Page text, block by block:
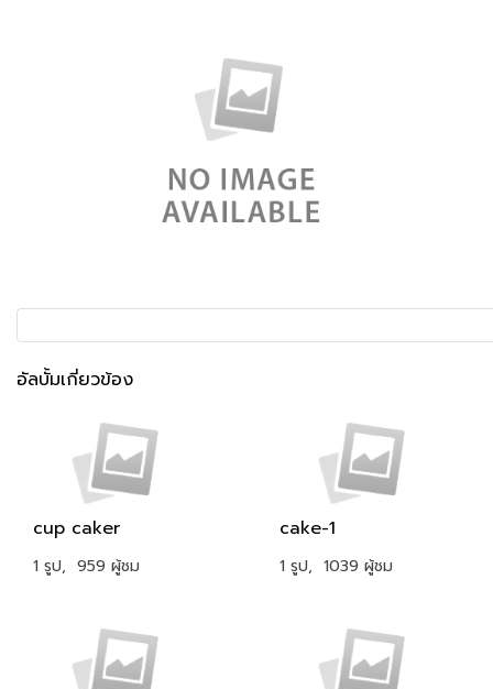
อัลบั้มเกี่ยวข้อง
cup caker
1 รูป, 959 ผู้ชม
cake-1
1 รูป, 1039 ผู้ชม